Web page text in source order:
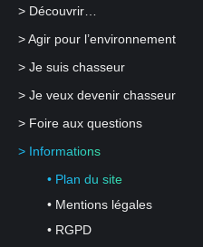
> Découvrir…
> Agir pour l’environnement
> Je suis chasseur
> Je veux devenir chasseur
> Foire aux questions
> Informations
• Plan du site
• Mentions légales
• RGPD